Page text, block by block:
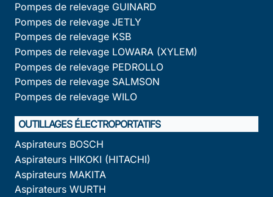
Pompes de relevage GUINARD
Pompes de relevage JETLY
Pompes de relevage KSB
Pompes de relevage LOWARA (XYLEM)
Pompes de relevage PEDROLLO
Pompes de relevage SALMSON
Pompes de relevage WILO
OUTILLAGES ÉLECTROPORTATIFS
Aspirateurs BOSCH
Aspirateurs HIKOKI (HITACHI)
Aspirateurs MAKITA
Aspirateurs WURTH